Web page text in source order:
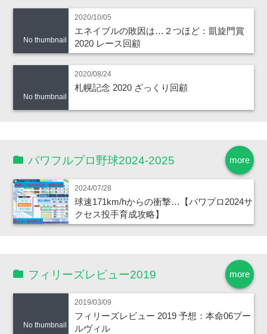
No thumbnail
2020/10/05
エネイブルの敗因は…２つほど：凱旋門賞
2020 レース回顧
No thumbnail
2020/08/24
札幌記念 2020 ざっくり回顧
more
パワフルプロ野球2024-2025
2024/07/28
球速171km/hからの衝撃…【パワプロ2024サ
クセス投手育成攻略】
more
フィリーズレビュー2019
No thumbnail
2019/03/09
フィリーズレビュー 2019 予想：本命06プー
ルヴィル